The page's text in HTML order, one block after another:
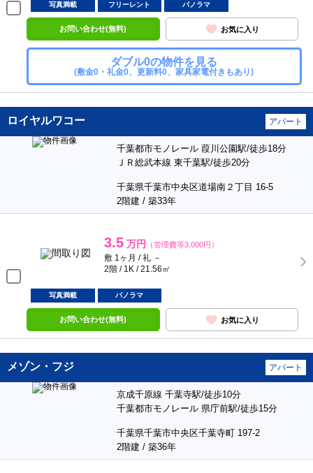
写真満載 フリーレント パノラマ
お問い合わせ(無料) お気に入り
ダブル0の物件を見る
(敷金0・礼金0、更新料0、家具家電付きもあり)
ロイヤルワコー アパート
千葉都市モノレール 葭川公園駅/徒歩18分
ＪＲ総武本線 東千葉駅/徒歩20分
千葉県千葉市中央区道場南２丁目 16-5
2階建 / 築33年
3.5 万円 （管理費等3,000円）
敷 1ヶ月 / 礼 －
2階 / 1K / 21.56㎡
写真満載 パノラマ
お問い合わせ(無料) お気に入り
メゾン・フジ アパート
京成千原線 千葉寺駅/徒歩10分
千葉都市モノレール 県庁前駅/徒歩15分
千葉県千葉市中央区千葉寺町 197-2
2階建 / 築36年